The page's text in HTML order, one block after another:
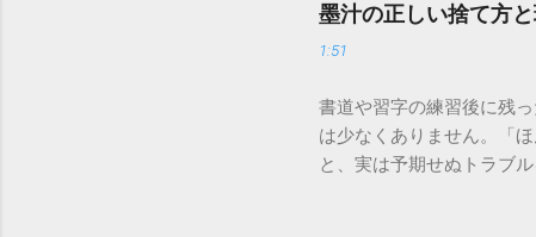
墨汁の正しい捨て方
1:51
書道や習字の練習後に残
は少なくありません。「
と、実は予期せぬトラブ
は、墨汁を安全かつ環境